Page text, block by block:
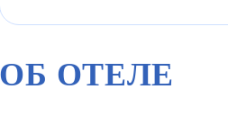
ОБ ОТЕЛЕ